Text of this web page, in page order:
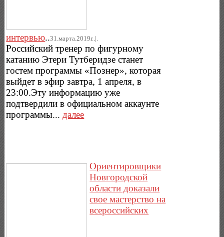
интервью..31.марта.2019г..|.
Российский тренер по фигурному
катанию Этери Тутберидзе станет
гостем программы «Познер», которая
выйдет в эфир завтра, 1 апреля, в
23:00.Эту информацию уже
подтвердили в официальном аккаунте
программы... далее
Ориентировщики
Новгородской
области доказали
свое мастерство на
всероссийских